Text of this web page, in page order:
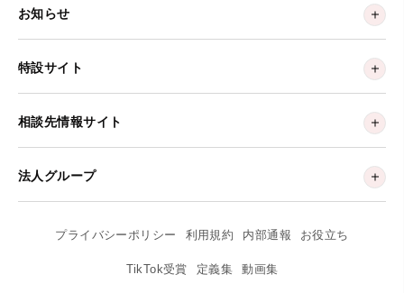
お知らせ
特設サイト
相談先情報サイト
法人グループ
プライバシーポリシー 利用規約 内部通報 お役立ち
TikTok受賞 定義集 動画集